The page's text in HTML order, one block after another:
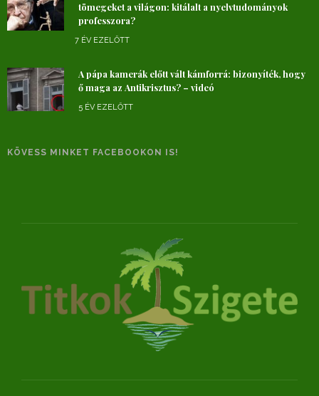
tömegeket a világon: kitálalt a nyelvtudományok
professzora?
7 ÉV EZELŐTT
A pápa kamerák előtt vált kámforrá: bizonyíték, hogy
ő maga az Antikrisztus? – videó
5 ÉV EZELŐTT
KÖVESS MINKET FACEBOOKON IS!